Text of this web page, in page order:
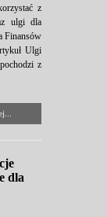
z
ulgi dla
Finansów
Ulgi
z
dla